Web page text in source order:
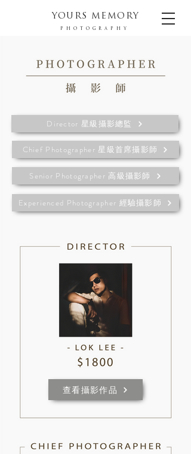
YOURS MEMORY
PHOTOGRAPHY
Director 星級攝影總監
Chief Photographer 星級首席攝影師
Senior Photographer 高級攝影師
Experienced Photographer 經驗攝影師
查看攝影作品